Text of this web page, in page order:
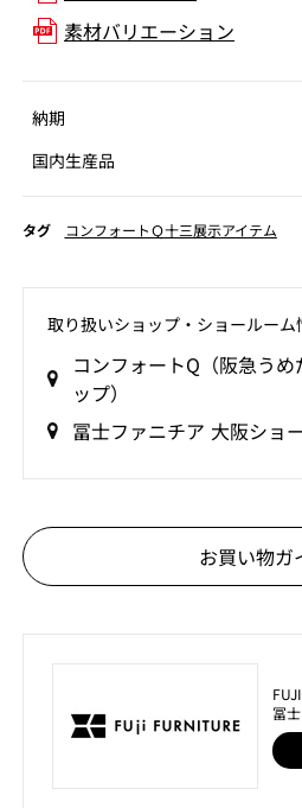
素材バリエーション
納期
国内生産品
タグ コンフォートＱ十三展示アイテム
取り扱いショップ‧ショールーム
コンフォートQ（阪急う
ップ）
冨士ファニチア 大阪ショ
お買い物ガ
冨